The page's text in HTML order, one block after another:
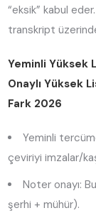
“eksik” kabul
transkript
Yeminli Yüksek
Onaylı Yüksek
Fark 2026
Yeminli
çeviriyi imzalar/
Noter onayı:
şerhi + mühür).